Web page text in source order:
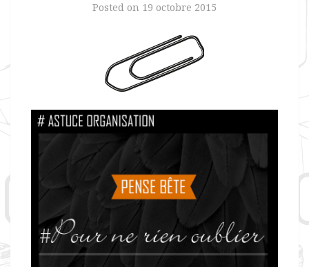
Posted on 19 octobre 2015